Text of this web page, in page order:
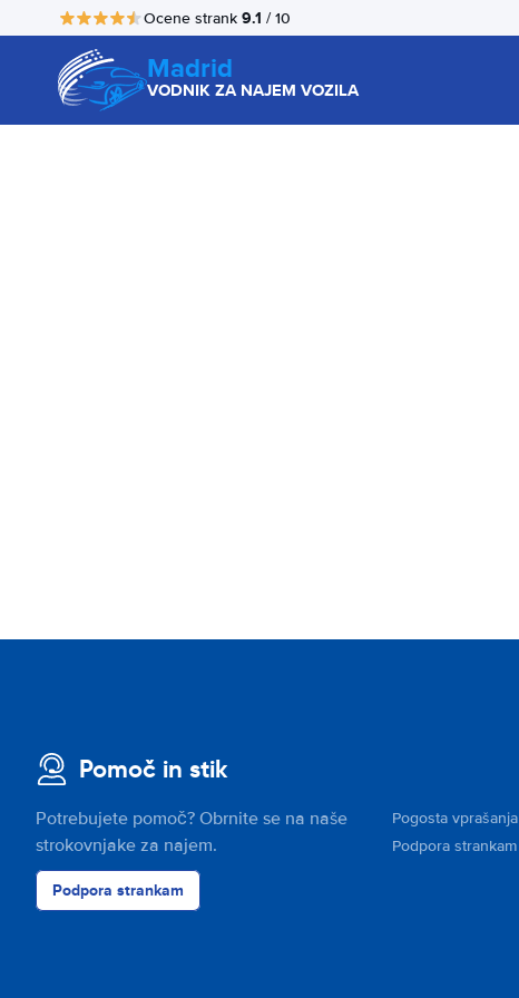
Ocene strank 9.1 / 10
Madrid
VODNIK ZA NAJEM VOZILA
Pomoč in stik
Potrebujete pomoč? Obrnite se na naše
strokovnjake za najem.
Podpora strankam
Pogosta vprašanja
Podpora strankam